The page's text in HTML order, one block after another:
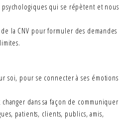
qui se répètent et nous
la CNV pour formuler des demandes
soi, pour se connecter à ses émotions
dans sa façon de communiquer
patients, clients, publics, amis,